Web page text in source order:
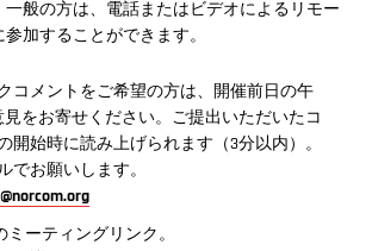
般の方は、電話またはビデオによるリモー
参加することができます。
コメントをご希望の方は、開催前日の午
をお寄せください。ご提出いただいたコ
開始時に読み上げられます（3分以内）。
でお願いします。
ミーティングリンク。